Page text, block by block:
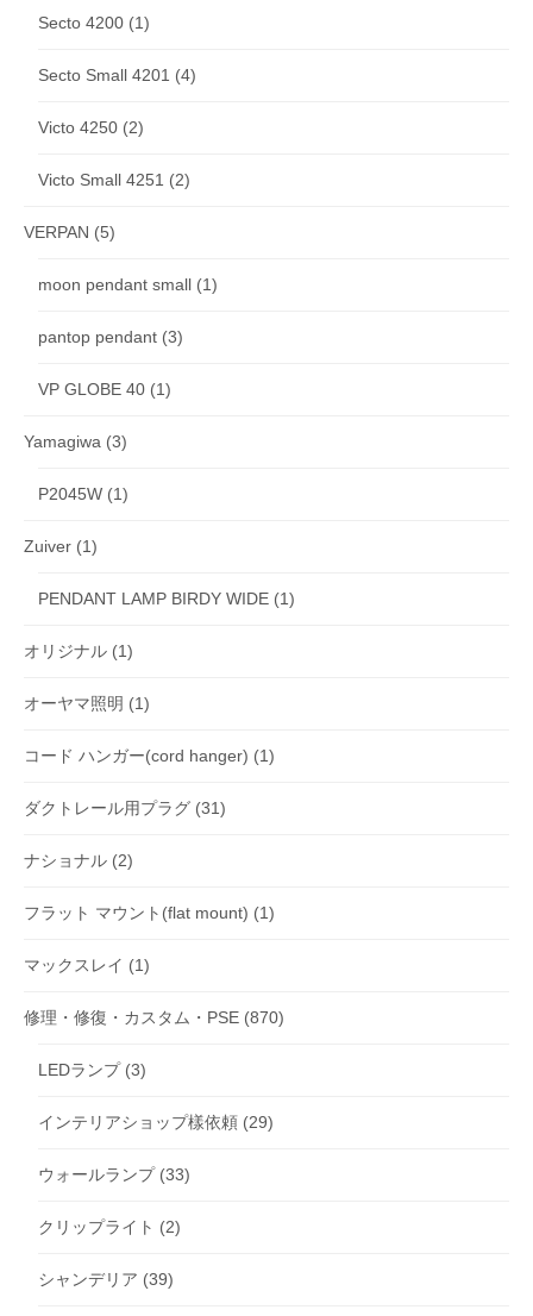
Secto 4200 (1)
Secto Small 4201 (4)
Victo 4250 (2)
Victo Small 4251 (2)
VERPAN (5)
moon pendant small (1)
pantop pendant (3)
VP GLOBE 40 (1)
Yamagiwa (3)
P2045W (1)
Zuiver (1)
PENDANT LAMP BIRDY WIDE (1)
オリジナル (1)
オーヤマ照明 (1)
コード ハンガー(cord hanger) (1)
ダクトレール用プラグ (31)
ナショナル (2)
フラット マウント(flat mount) (1)
マックスレイ (1)
修理・修復・カスタム・PSE (870)
LEDランプ(3)
インテリアショップ樣依頼 (29)
ウォールランプ(33)
クリップライト (2)
シャンデリア (39)